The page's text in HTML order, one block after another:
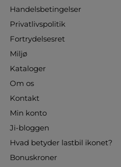
Handelsbetingelser
Privatlivspolitik
Fortrydelsesret
Miljø
Kataloger
Om os
Kontakt
Min konto
Ji-bloggen
Hvad betyder lastbil ikonet?
Bonuskroner